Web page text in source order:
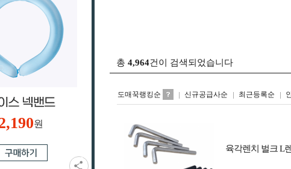
원
총 4,964건이 검색되었습니다
도매꾹랭킹순 신규공급사순 최근등록순
육각렌치 벌크 L